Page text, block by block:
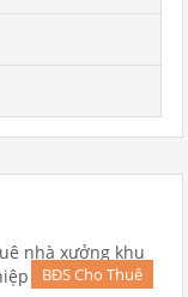
BĐS Cho Thuê